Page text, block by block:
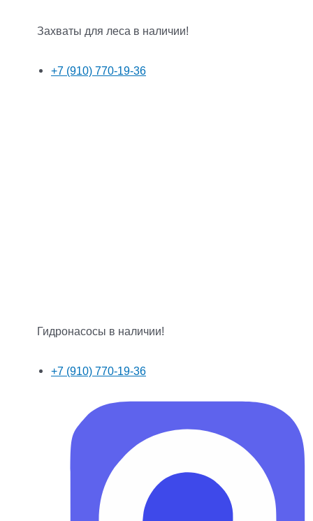
Захваты для леса в наличии!
+7 (910) 770-19-36
Гидронасосы в наличии!
+7 (910) 770-19-36